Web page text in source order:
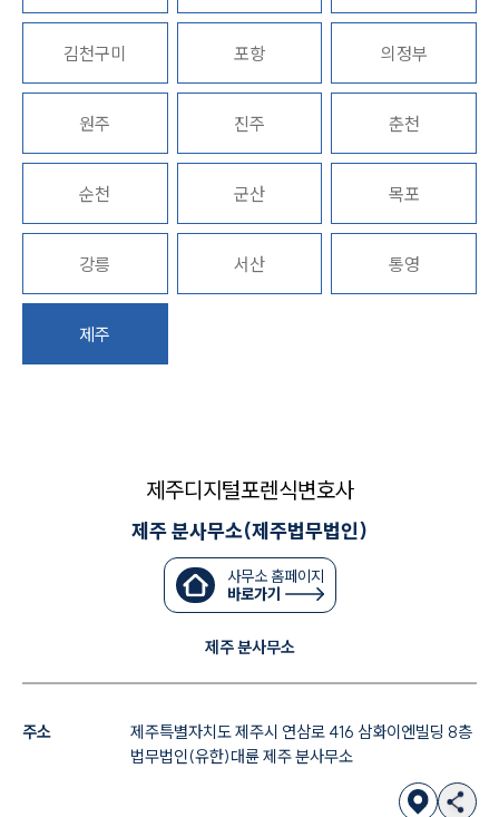
소식/자료
언론보도
공지사항
법률서식
뉴스레터/브로슈어
세미나
대륜법률상담예약
김천구미 포항 의정부
원주 진주 춘천
순천 군산 목포
강릉 서산 통영
제주
제주디지털포렌식변호사
제주 분사무소(제주법무법인)
사무소 홈페이지
바로가기
제주 분사무소
주소
제주특별자치도 제주시 연삼로 416 삼화이엔빌딩 8층
법무법인(유한)대륜 제주 분사무소